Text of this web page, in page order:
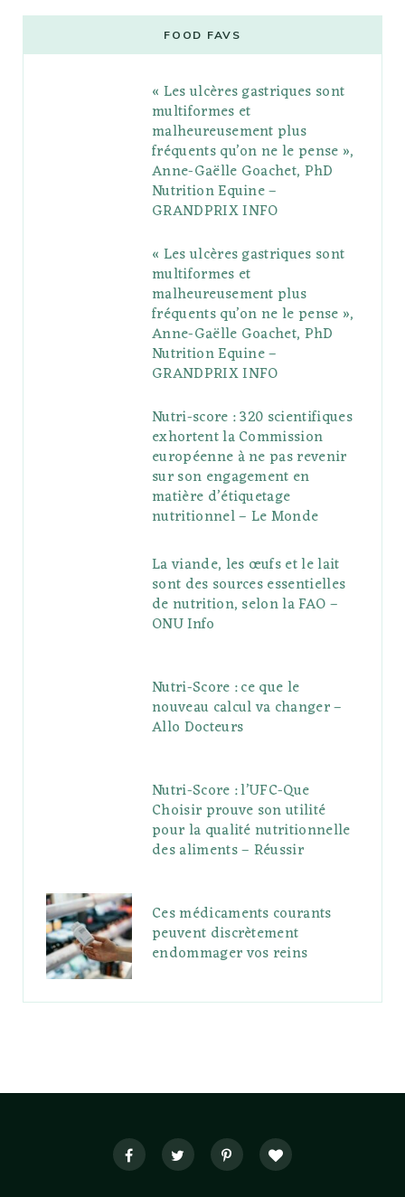
b
t
g
l
e
P
l
s
t
a
g
r
a
m
e
r
e
s
o
l
r
FOOD FAVS
« Les ulcères gastriques sont
multiformes et
malheureusement plus
fréquents qu’on ne le pense »,
Anne-Gaëlle Goachet, PhD
Nutrition Equine –
GRANDPRIX INFO
« Les ulcères gastriques sont
multiformes et
malheureusement plus
fréquents qu’on ne le pense »,
Anne-Gaëlle Goachet, PhD
Nutrition Equine –
GRANDPRIX INFO
Nutri-score : 320 scientifiques
exhortent la Commission
européenne à ne pas revenir
sur son engagement en
matière d’étiquetage
nutritionnel – Le Monde
La viande, les œufs et le lait
sont des sources essentielles
de nutrition, selon la FAO –
ONU Info
Nutri-Score : ce que le
nouveau calcul va changer –
Allo Docteurs
Nutri-Score : l’UFC-Que
Choisir prouve son utilité
pour la qualité nutritionnelle
des aliments – Réussir
Ces médicaments courants
peuvent discrètement
endommager vos reins